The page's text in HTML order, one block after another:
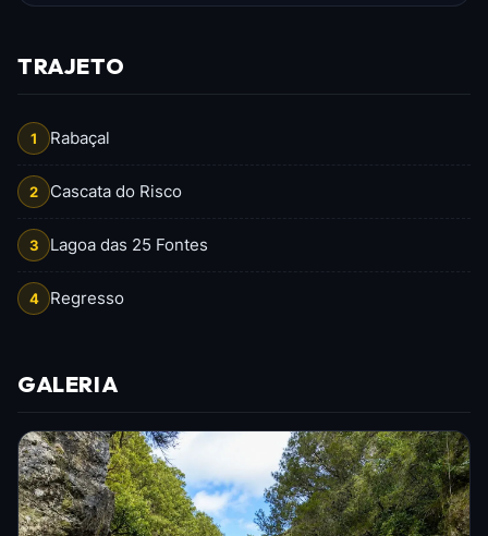
TRAJETO
1 Rabaçal
2 Cascata do Risco
3 Lagoa das 25 Fontes
4 Regresso
GALERIA